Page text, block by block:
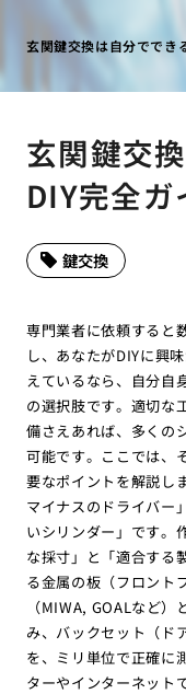
玄関鍵交換は自分ででき
玄関鍵交
DIY完全ガ
鍵交換
専門業者に依頼すると
し、あなたがDIYに興
えているなら、自分自
の選択肢です。適切な
備さえあれば、多くの
可能です。ここでは、
要なポイントを解説し
マイナスのドライバー
いシリンダー」です。
な採寸」と「適合する
る金属の板（フロント
（MIWA, GOALなど
み、バックセット（ド
を、ミリ単位で正確に
ターやインターネット